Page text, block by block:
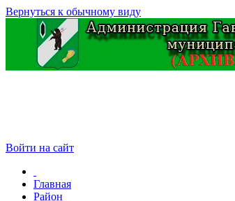
Вернуться к обычному виду
Войти на сайт
Главная
Район